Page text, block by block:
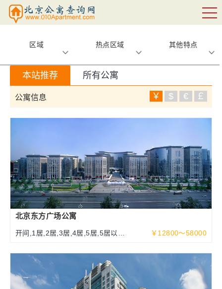
区域 热点区域 其他特点
本站推荐 所有公寓
公寓信息 ￥ $ € ￡
北京东方广场公寓
开间,1居,2居,3居,4居,5居,5居以上
￥12800～58000